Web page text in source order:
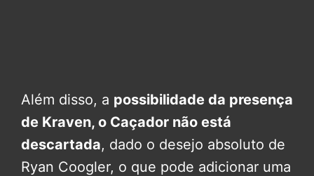
Além disso, a possibilidade da presença
de Kraven, o Caçador não está
descartada, dado o desejo absoluto de
Ryan Coogler, o que pode adicionar uma